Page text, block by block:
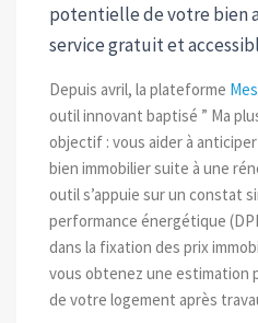
potentielle de votre bien
service gratuit et
Depuis avril, la plateforme
outil innovant baptisé ” Ma
objectif : vous aider à
bien immobilier suite à une
outil s’appuie sur un constat
performance énergétique
dans la fixation des prix
vous obtenez une estimation
de votre logement après